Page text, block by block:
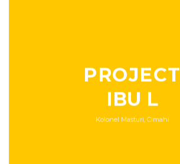
PROJECT
IBU L
Kolonel Masturi, Cimahi